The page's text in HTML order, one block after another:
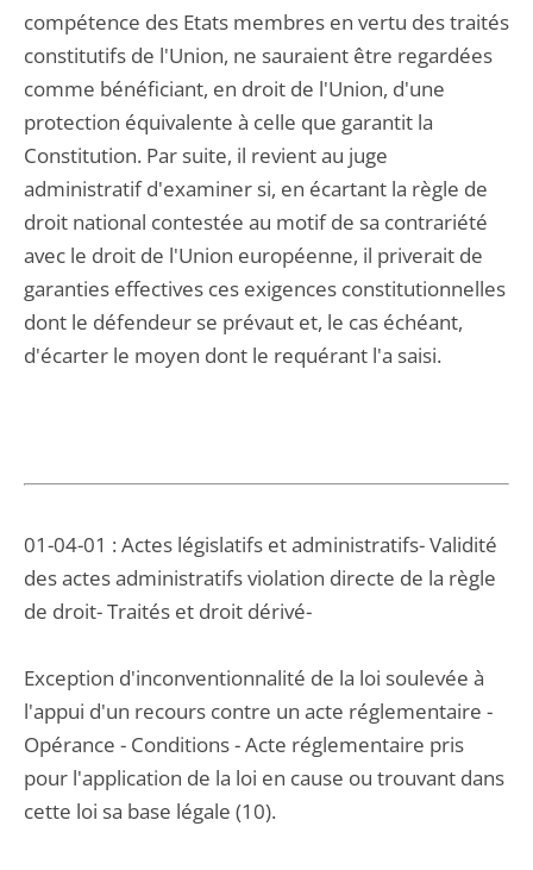
compétence des Etats membres en vertu des traités
constitutifs de l'Union, ne sauraient être regardées
comme bénéficiant, en droit de l'Union, d'une
protection équivalente à celle que garantit la
Constitution. Par suite, il revient au juge
administratif d'examiner si, en écartant la règle de
droit national contestée au motif de sa contrariété
avec le droit de l'Union européenne, il priverait de
garanties effectives ces exigences constitutionnelles
dont le défendeur se prévaut et, le cas échéant,
d'écarter le moyen dont le requérant l'a saisi.
01-04-01 : Actes législatifs et administratifs- Validité
des actes administratifs violation directe de la règle
de droit- Traités et droit dérivé-
Exception d'inconventionnalité de la loi soulevée à
l'appui d'un recours contre un acte réglementaire -
Opérance - Conditions - Acte réglementaire pris
pour l'application de la loi en cause ou trouvant dans
cette loi sa base légale (10).